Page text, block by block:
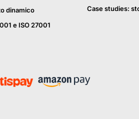
dinamico
e ISO 27001
Case studies: